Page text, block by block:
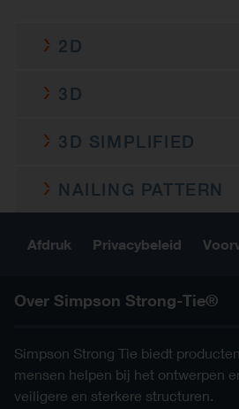
2D
AKR95Z
c-akr95z-2d-cad-mult-
3D
AKR95Z
c-akr95z-3d-cad-mult-
c-akr95z-3d-cad-mult-
3D SIMPLIFIED
AKR95Z
c-akr95z-3d-cad-mult-
c-akr95z-3d-cad-mult-
c-akr95z-3d-cad-mult-
noholes.skp
c-akr95s-3d-cad-mult-
NAILING PATTERN
c-akr95z-2d0-np-btr-3-
c-akr95z-2d0-np-ptr-2-
c-akr95z-2d0-np-btr-1-
Afdruk Privacybeleid
Over Simpson Strong-Tie®
Simpson Strong Tie biedt
mensen helpen bij het ontwerpen
veiligere en sterkere structuren.